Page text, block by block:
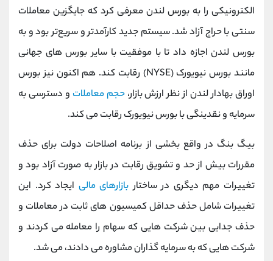
الکترونیکی را به بورس لندن معرفی کرد که جایگزین معاملات
سنتی با حراج آزاد شد. سیستم جدید کارآمدتر و سریع‌تر بود و به
بورس لندن اجازه داد تا با موفقیت با سایر بورس های جهانی
مانند بورس نیویورک (NYSE) رقابت کند. هم اکنون نیز بورس
اوراق بهادار لندن از نظر ارزش بازار،حجم معاملات و دسترسی به
سرمایه و نقدینگی با بورس نیویورک رقابت می کند.
بیگ بنگ در واقع بخشی از برنامه اصلاحات دولت برای حذف
مقررات بیش از حد و تشویق رقابت در بازار به صورت آزاد بود و
تغییرات مهم دیگری در ساختار بازارهای مالی ایجاد کرد. این
تغییرات شامل حذف حداقل کمیسیون های ثابت در معاملات و
حذف جدایی بین شرکت هایی که سهام را معامله می کردند و
شرکت هایی که به سرمایه گذاران مشاوره می دادند، می شد.